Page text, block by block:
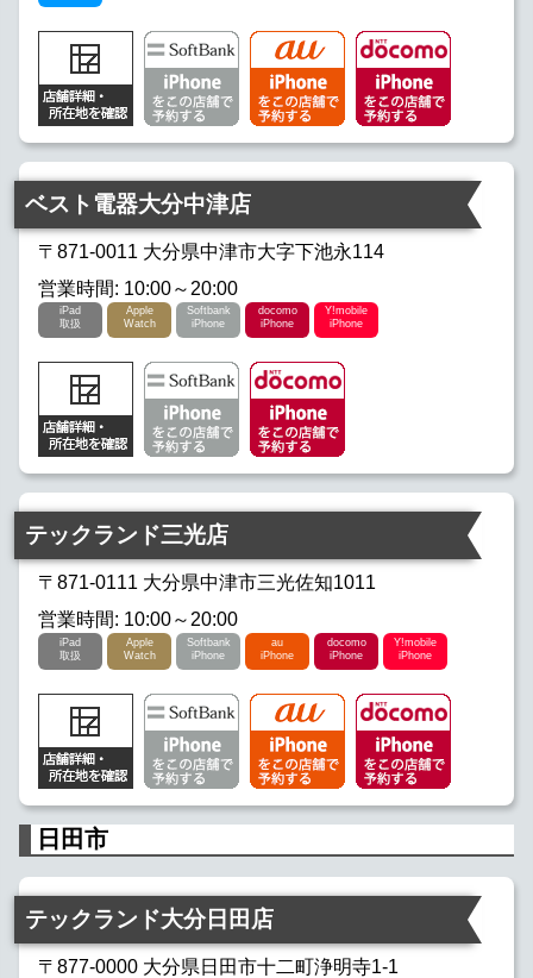
ベスト電器大分中津店
〒871-0011 大分県中津市大字下池永114
営業時間: 10:00～20:00
iPad
取扱
Apple
Watch
Softbank
iPhone
docomo
iPhone
Y!mobile
iPhone
テックランド三光店
〒871-0111 大分県中津市三光佐知1011
営業時間: 10:00～20:00
iPad
取扱
Apple
Watch
Softbank
iPhone
au
iPhone
docomo
iPhone
Y!mobile
iPhone
日田市
テックランド大分日田店
〒877-0000 大分県日田市十二町浄明寺1-1